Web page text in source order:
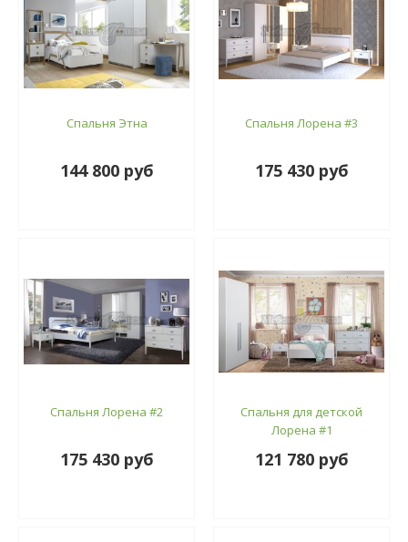
Спальня Этна
144 800 руб
Спальня Лорена #3
175 430 руб
Спальня Лорена #2
175 430 руб
Спальня для детской
Лорена #1
121 780 руб